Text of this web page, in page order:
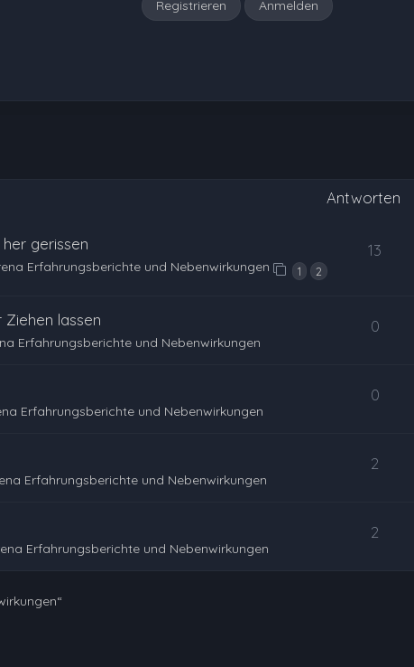
Registrieren Anmelden
Antworten
gerissen
Erfahrungsberichte und Nebenwirkungen 1 2
13
lassen
Erfahrungsberichte und Nebenwirkungen
0
Erfahrungsberichte und Nebenwirkungen
0
Erfahrungsberichte und Nebenwirkungen
2
Erfahrungsberichte und Nebenwirkungen
2